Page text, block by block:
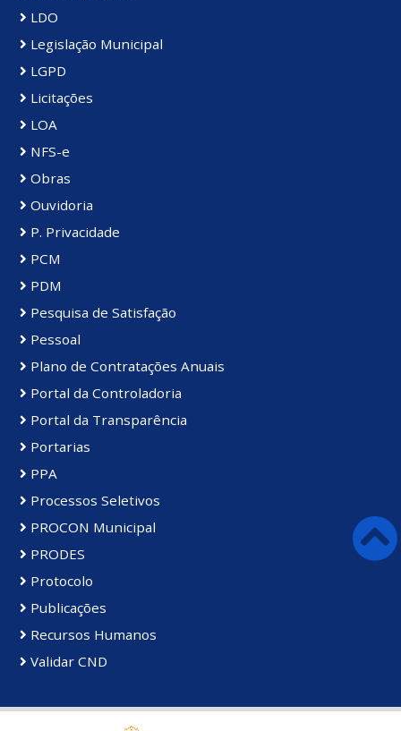
LDO
Legislação Municipal
LGPD
Licitações
LOA
NFS-e
Obras
Ouvidoria
P. Privacidade
PCM
PDM
Pesquisa de Satisfação
Pessoal
Plano de Contratações Anuais
Portal da Controladoria
Portal da Transparência
Portarias
PPA
Processos Seletivos
PROCON Municipal
PRODES
Protocolo
Publicações
Recursos Humanos
Validar CND